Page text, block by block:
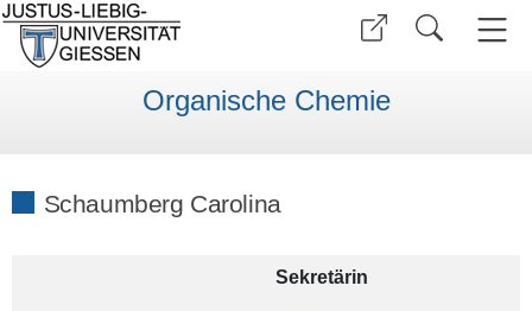
Organische Chemie
Schaumberg Carolina
Sekretärin